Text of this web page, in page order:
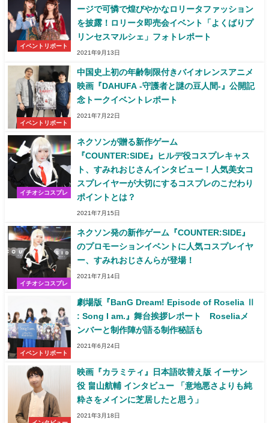
イベントリポート
ージで可憐で煌びやかなロリータファッション
を披露！ロリータ即売会イベント「よくばりプ
リンセスマルシェ」フォトレポート
2021年9月13日
イベントリポート
中国史上初の年齢制限付きバイオレンスアニメ
映画『DAHUFA -守護者と謎の豆人間-』公開記
念トークイベントレポート
2021年7月22日
イチオシコスプレ
ネクソンが贈る新作ゲーム
『COUNTER:SIDE』ヒルデ役コスプレキャス
ト、すみれおじさんインタビュー！人気美女コ
スプレイヤーが大切にするコスプレのこだわり
ポイントとは？
2021年7月15日
イチオシコスプレ
ネクソン発の新作ゲーム『COUNTER:SIDE』
のプロモーションイベントに人気コスプレイヤ
ー、すみれおじさんらが登場！
2021年7月14日
イベントリポート
劇場版『BanG Dream! Episode of Roselia Ⅱ
: Song I am.』舞台挨拶レポート Roseliaメ
ンバーと制作陣が語る制作秘話も
2021年6月24日
映画『カラミティ』日本語吹替え版 イーサン
役 畠山航輔 インタビュー 「意地悪さよりも純
粋さをメインに芝居したと思う」
2021年3月18日